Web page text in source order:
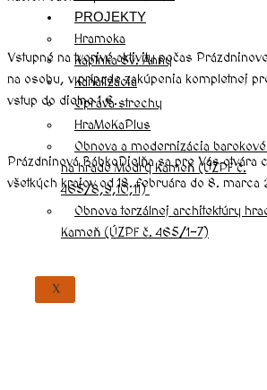
PROJEKTY
Hramoka
Kaplnka Sv. Anny
Kanalizácia
Oprava strechy
HraMoKaPlus
Obnova a modernizácia
na hrade Modrý Kameň (ÚZPF č.
465/8,9,10,11)
Obnova torzálnej architektúry
Kameň (ÚZPF č. 465/1-7)
X
Vstupné na tvorivé aktivity počas
na osobu, v prípade zakúpenia kompletnej
vstup do dielne 1 €.
Prázdninová BábkoDielňa sa pre Vás otvára
všetkých krajov od 18. februára do 8. marca